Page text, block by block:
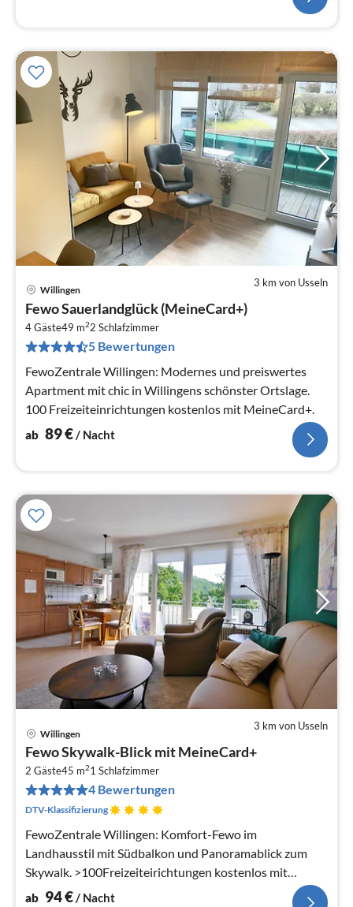
3 km von Usseln
Willingen
Fewo Sauerlandglück (MeineCard+)
4 Gäste49 m22 Schlafzimmer
5 Bewertungen
FewoZentrale Willingen: Modernes und preiswertes
Apartment mit chic in Willingens schönster Ortslage.
100 Freizeiteinrichtungen kostenlos mit MeineCard+.
ab 89€/ Nacht
3 km von Usseln
Willingen
Fewo Skywalk-Blick mit MeineCard+
2 Gäste45 m21 Schlafzimmer
4 Bewertungen
DTV-Klassifizierung
FewoZentrale Willingen: Komfort-Fewo im
Landhausstil mit Südbalkon und Panoramablick zum
Skywalk. >100Freizeiteirichtungen kostenlos mit
MeineCaard+
ab 94€/ Nacht